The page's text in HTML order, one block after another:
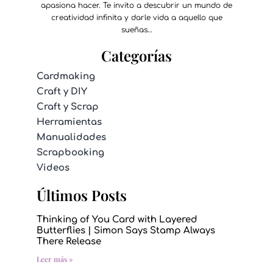
apasiona hacer. Te invito a descubrir un mundo de
creatividad infinita y darle vida a aquello que
sueñas…
Categorías
Cardmaking
Craft y DIY
Craft y Scrap
Herramientas
Manualidades
Scrapbooking
Videos
Últimos Posts
Thinking of You Card with Layered
Butterflies | Simon Says Stamp Always
There Release
Leer más »